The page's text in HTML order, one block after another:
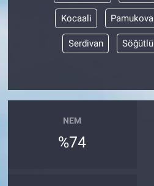
Kocaali Pamukova
Serdivan Söğütlü
NEM
%74